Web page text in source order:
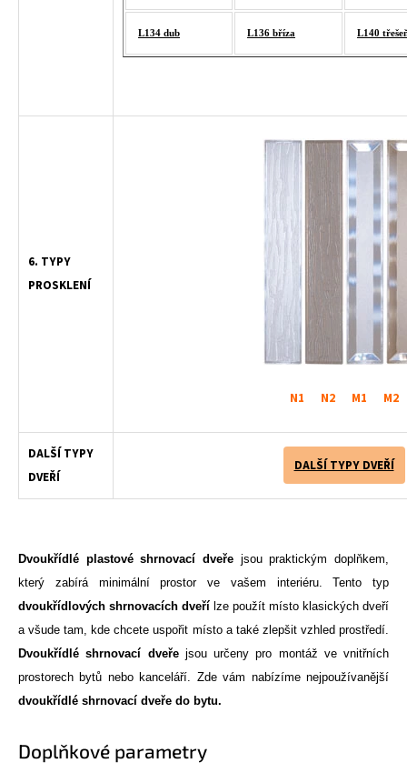
L134 dub L136 bříza L140
6. TYPY
PROSKLENÍ
N1 N2 M1 M2
DALŠÍ TYPY
DVEŘÍ
DALŠÍ TYPY DVEŘÍ
Dvoukřídlé plastové shrnovací dveře jsou praktickým doplňkem,
který zabírá minimální prostor ve vašem interiéru. Tento typ
dvoukřídlových shrnovacích dveří lze použít místo klasických dveří
a všude tam, kde chcete uspořit místo a také zlepšit vzhled prostředí.
Dvoukřídlé shrnovací dveřejsou určeny pro montáž ve vnitřních
prostorech bytů nebo kanceláří. Zde vám nabízíme nejpoužívanější
dvoukřídlé shrnovací dveře do bytu.
Doplňkové parametry